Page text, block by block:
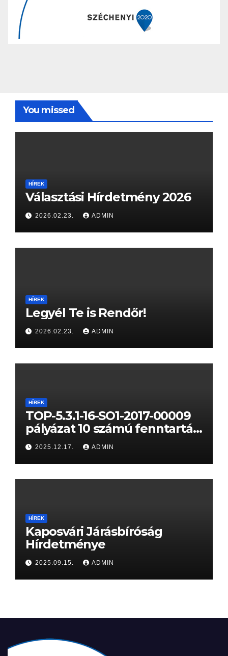
You missed
HÍREK
Választási Hírdetmény 2026
2026.02.23. ADMIN
HÍREK
Legyél Te is Rendőr!
2026.02.23. ADMIN
HÍREK
TOP-5.3.1-16-SO1-2017-00009
pályázat 10 számú fenntartási
jelentése
2025.12.17. ADMIN
HÍREK
Kaposvári Járásbíróság
Hírdetménye
2025.09.15. ADMIN